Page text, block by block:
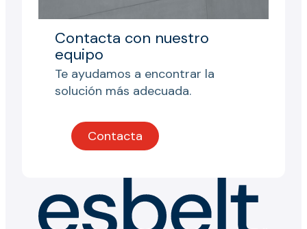
Contacta con nuestro
equipo
Te ayudamos a encontrar la
solución más adecuada.
Contacta